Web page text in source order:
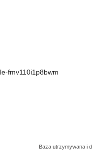
fmv110i1p8bwm
Baza utrzymywana i